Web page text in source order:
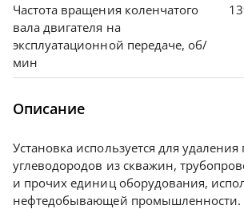
Частота вращения коленчатого
вала двигателя на
эксплуатационной передаче, об/
мин
Описание
Установка используется для
углеводородов из скважин,
и прочих единиц оборудования,
нефтедобывающей промышленности.